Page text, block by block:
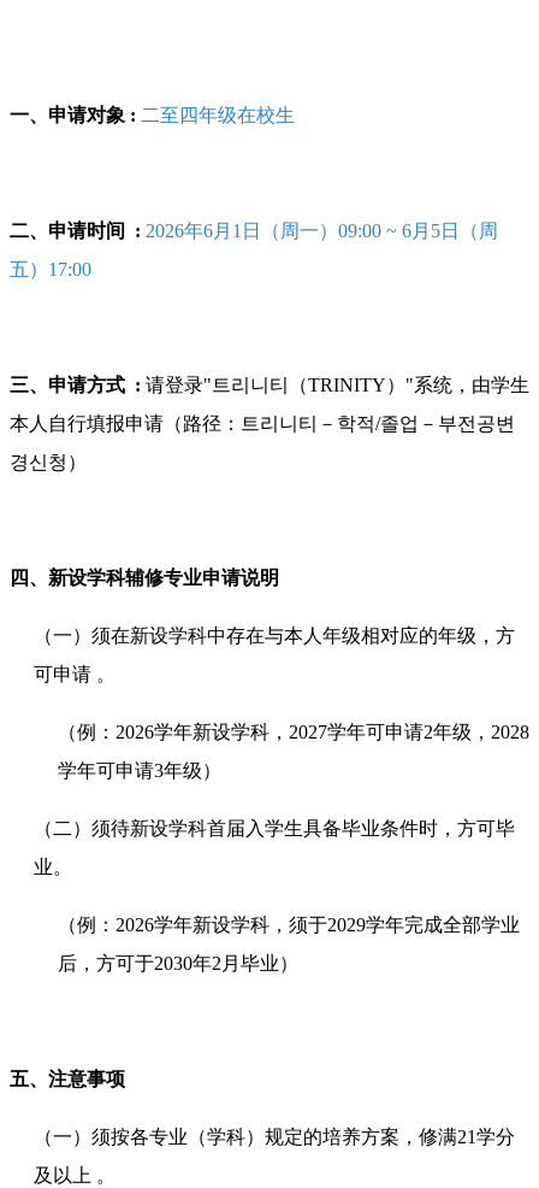
一、申请对象 : 二至四年级在校生
二、申请时间 : 2026年6月1日（周一）09:00 ~ 6月5日（周
五）17:00
三、申请方式 : 请登录"트리니티（TRINITY）"系统，由学生
本人自行填报申请（路径：트리니티－학적/졸업－부전공변
경신청）
四、新设学科辅修专业申请说明
（一）须在新设学科中存在与本人年级相对应的年级，方
可申请 。
（例：2026学年新设学科，2027学年可申请2年级，2028
学年可申请3年级）
（二）须待新设学科首届入学生具备毕业条件时，方可毕
业。
（例：2026学年新设学科，须于2029学年完成全部学业
后，方可于2030年2月毕业）
五、注意事项
（一）须按各专业（学科）规定的培养方案，修满21学分
及以上 。